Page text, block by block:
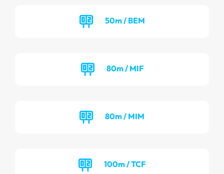
50m / BEM
80m / MIF
80m / MIM
100m / TCF